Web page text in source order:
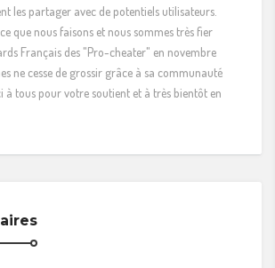
les partager avec de potentiels utilisateurs.
que nous faisons et nous sommes très fier
Français des "Pro-cheater" en novembre
ne cesse de grossir grâce à sa communauté
à tous pour votre soutient et à très bientôt en